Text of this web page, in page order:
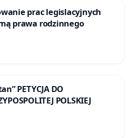
prac legislacyjnych
prawa rodzinnego
PETYCJA DO
POLSKIEJ